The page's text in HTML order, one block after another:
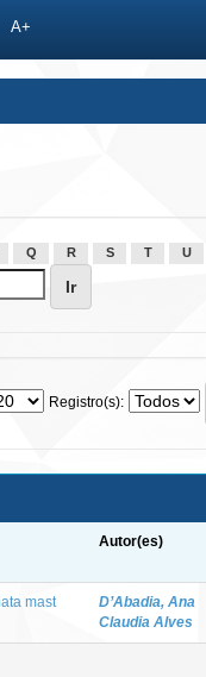
A+
Q R S T U
Registro(s):
Autor(es)
mast
D’Abadia, Ana
Claudia Alves